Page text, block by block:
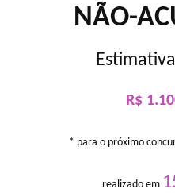
NÃO-
R$
* para o próximo
realizado em